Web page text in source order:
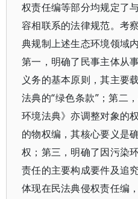
权责任编等部分均规定了
容相联系的法律规范。考
典规制上述生态环境领域
第一，明确了民事主体从
义务的基本原则，其主要
法典的“绿色条款”；第二
环境法典》亦调整对象的
的物权编，其核心要义是
权；第三，明确了因污染
责任的主要构成要件及追
体现在民法典侵权责任编